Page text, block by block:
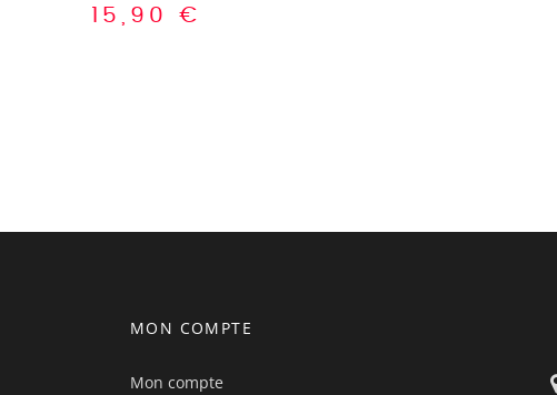
15,90 €
MON COMPTE
Mon compte